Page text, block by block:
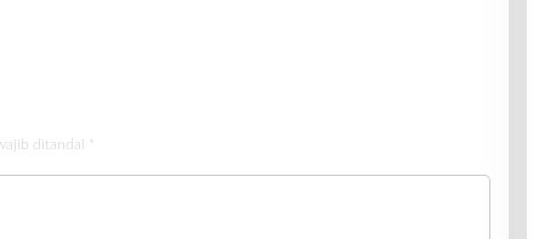
ditandai *